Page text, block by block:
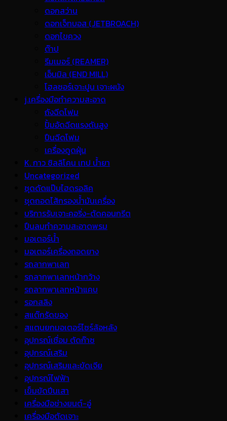
ดอกสว่าน
ดอกเจ็ทบอส (JETBROACH)
ดอกไขควง
ต๊าป
รีมเมอร์ (REAMER)
เอ็นมิล (END MILL)
โฮลซอร์เจาะปูน เจาะผนัง
j.เครื่องมือทำความสะอาด
ถังฉีดโฟม
ปั้มอัดฉีดแรงดันสูง
ปืนฉีดโฟม
เครื่องดูดฝุ่น
K. กาว ซิลลิโคน เทป น้ำยา
Uncategorized
ชุดดัดแป๊บไฮดรอลิค
ชุดถอดไส้กรองน้ำมันเครื่อง
บริการรับเจาะคอริ่ง-ตัดคอนกรีต
ปืนลมทำความสะอาดพรม
มอเตอร์น้ำ
มอเตอร์เครื่องถอดยาง
รถลากพาเลท
รถลากพาเลทหน้ากว้าง
รถลากพาเลทหน้าแคบ
รอกสลิง
สแต๊กรัดของ
สแตนยกมอเตอร์ไซร์ล้อหลัง
อุปกรณ์เชื่อม ตัดก๊าซ
อุปกรณ์เสริม
อุปกรณ์เสริมและขัดเจีย
อุปกรณ์ไฟฟ้า
เข็มขัดปีนเสา
เครื่องมือช่างยนต์-อู่
เครื่องมือตัดเจาะ